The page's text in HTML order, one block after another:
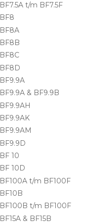
BF7.5A t/m BF7.5F
BF8
BF8A
BF8B
BF8C
BF8D
BF9.9A
BF9.9A & BF9.9B
BF9.9AH
BF9.9AK
BF9.9AM
BF9.9D
BF 10
BF 10D
BF100A t/m BF100F
BF10B
BF100B t/m BF100F
BF15A & BF15B